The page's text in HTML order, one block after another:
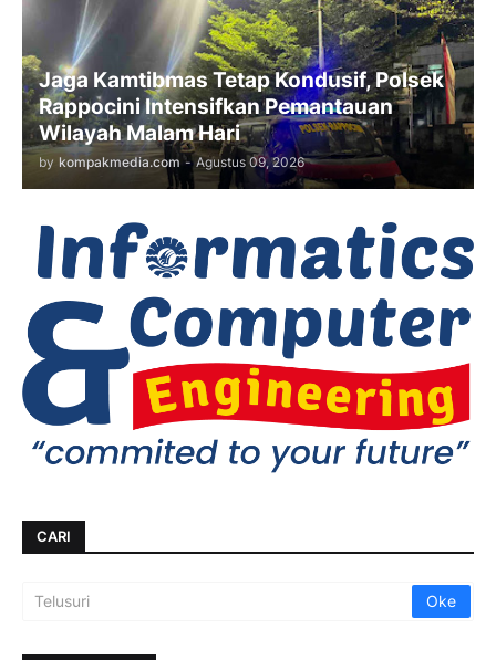
Jaga Kamtibmas Tetap Kondusif, Polsek
Rappocini Intensifkan Pemantauan
Wilayah Malam Hari
by kompakmedia.com - Agustus 09, 2026
CARI